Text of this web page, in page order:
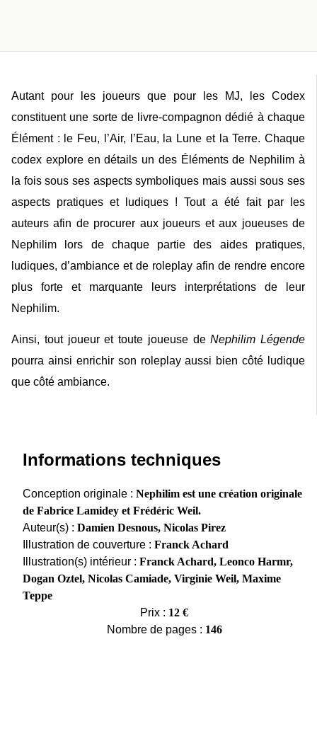
Autant pour les joueurs que pour les MJ, les Codex
constituent une sorte de livre-compagnon dédié à chaque
Élément : le Feu, l’Air, l’Eau, la Lune et la Terre. Chaque
codex explore en détails un des Éléments de Nephilim à
la fois sous ses aspects symboliques mais aussi sous ses
aspects pratiques et ludiques ! Tout a été fait par les
auteurs afin de procurer aux joueurs et aux joueuses de
Nephilim lors de chaque partie des aides pratiques,
ludiques, d’ambiance et de roleplay afin de rendre encore
plus forte et marquante leurs interprétations de leur
Nephilim.
Ainsi, tout joueur et toute joueuse deNephilim Légende
pourra ainsi enrichir son roleplay aussi bien côté ludique
que côté ambiance.
Informations techniques
Conception originale : Nephilim est une création originale
de Fabrice Lamidey et Frédéric Weil.
Auteur(s) : Damien Desnous, Nicolas Pirez
Illustration de couverture : Franck Achard
Illustration(s) intérieur : Franck Achard, Leonco Harmr,
Dogan Oztel, Nicolas Camiade, Virginie Weil, Maxime
Teppe
Prix : 12 €
Nombre de pages : 146